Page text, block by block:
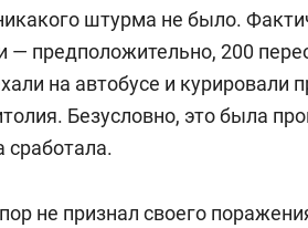
штурма не было.
— предположительно, 200
на автобусе и курировали
Безусловно, это была
сработала.